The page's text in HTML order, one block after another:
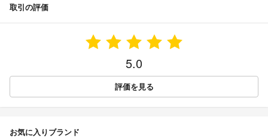
取引の評価
5.0
評価を見る
お気に入りブランド